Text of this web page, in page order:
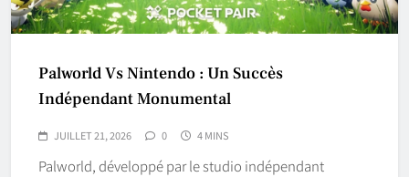
Palworld Vs Nintendo : Un Succès
Indépendant Monumental
JUILLET 21, 2026 0 4 MINS
Palworld, développé par le studio indépendant